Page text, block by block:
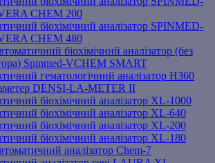
CHEM 200
біохімічний аналізатор SPINMED-
CHEM 480
біохімічний аналізатор (без
Spinmed-VCHEM SMART
гематологічний аналізатор Н360
DENSI-LA-METER ІІ
біохімічний аналізатор XL-1000
біохімічний аналізатор XL-640
біохімічний аналізатор XL-200
біохімічний аналізатор XL-180
аналізатор Chem-7